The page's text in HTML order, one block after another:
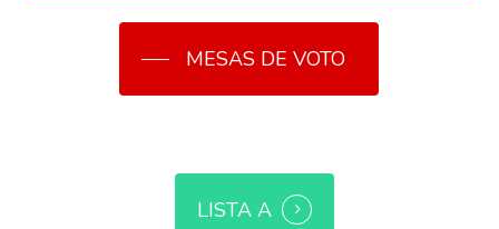
MESAS DE VOTO
LISTA A